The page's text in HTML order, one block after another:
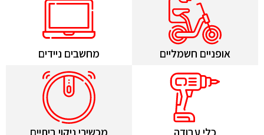
אופניים חשמליים מחשבים ניידים
כלי עבודה מכשירי ניקוי ביתיים